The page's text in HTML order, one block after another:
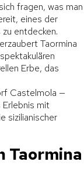
fragen, was man
eines der
entdecken.
Taormina
Erbe, das
Castelmola —
mit
sizilianischer
Taormina